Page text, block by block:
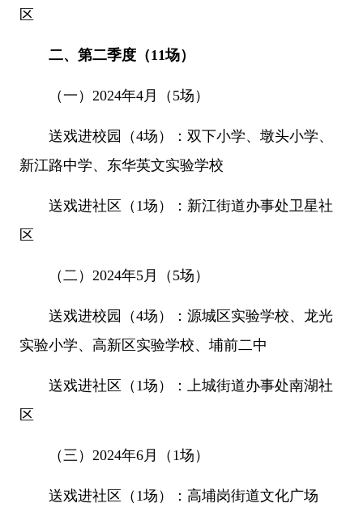
区
二、第二季度（11场）
（一）2024年4月（5场）
送戏进校园（4场）：双下小学、墩头小学、
新江路中学、东华英文实验学校
送戏进社区（1场）：新江街道办事处卫星社
区
（二）2024年5月（5场）
送戏进校园（4场）：源城区实验学校、龙光
实验小学、高新区实验学校、埔前二中
送戏进社区（1场）：上城街道办事处南湖社
区
（三）2024年6月（1场）
送戏进社区（1场）：高埔岗街道文化广场